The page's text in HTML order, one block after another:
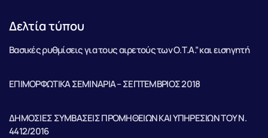
Δελτία τύπου
Βασικές ρυθμίσεις για τους αιρετούς των Ο.Τ.Α.” και εισηγητή
ΕΠΙΜΟΡΦΩΤΙΚΑ ΣΕΜΙΝΑΡΙΑ – ΣΕΠΤΕΜΒΡΙΟΣ 2018
ΔΗΜΟΣΙΕΣ ΣΥΜΒΑΣΕΙΣ ΠΡΟΜΗΘΕΙΩΝ ΚΑΙ ΥΠΗΡΕΣΙΩΝ ΤΟΥ Ν.
4412/2016